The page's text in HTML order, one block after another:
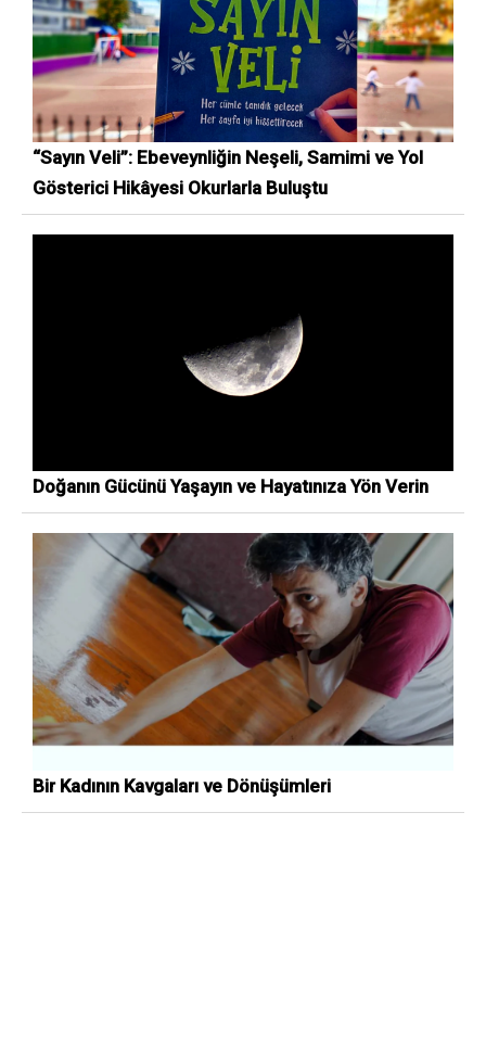
“Sayın Veli”: Ebeveynliğin Neşeli, Samimi ve Yol
Gösterici Hikâyesi Okurlarla Buluştu
Doğanın Gücünü Yaşayın ve Hayatınıza Yön Verin
Bir Kadının Kavgaları ve Dönüşümleri